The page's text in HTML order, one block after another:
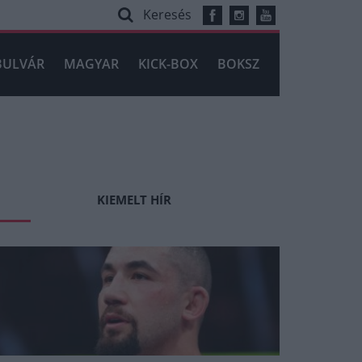
Keresés
MAGYAR KICK-BOX BOKSZ
KIEMELT HÍR